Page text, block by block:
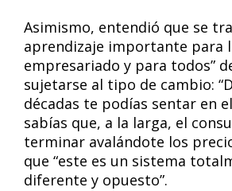
Asimismo, entendió que se
aprendizaje importante para
empresariado y para todos”
sujetarse al tipo de cambio:
décadas te podías sentar en
sabías que, a la larga, el
terminar avalándote los
que “este es un sistema
diferente y opuesto”.